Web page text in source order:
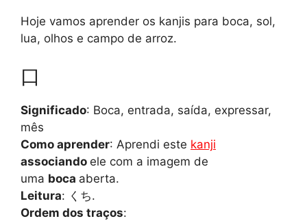
Hoje vamos aprender os kanjis para boca, sol,
lua, olhos e campo de arroz.
口
Significado: Boca, entrada, saída, expressar,
mês
Como aprender: Aprendi este kanji
associando ele com a imagem de
uma boca aberta.
Leitura: くち.
Ordem dos traços: